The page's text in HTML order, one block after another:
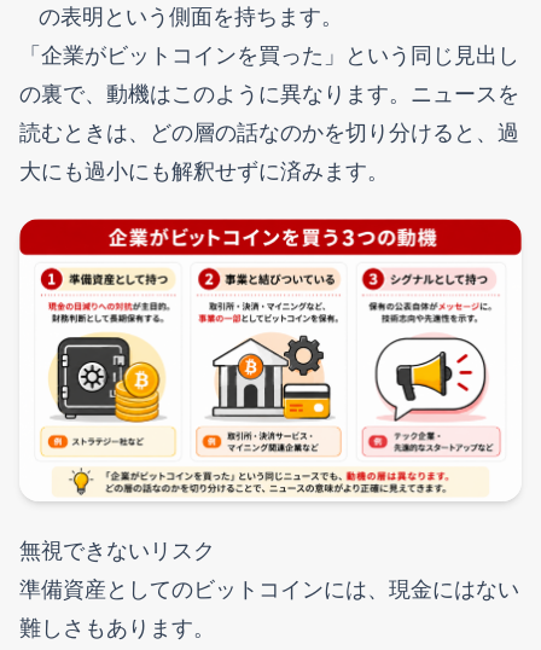
の表明という側面を持ちます。
「企業がビットコインを買った」という同じ見出し
の裏で、動機はこのように異なります。ニュースを
読むときは、どの層の話なのかを切り分けると、過
大にも過小にも解釈せずに済みます。
無視できないリスク
準備資産としてのビットコインには、現金にはない
難しさもあります。